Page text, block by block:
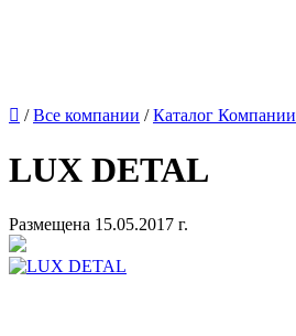
 /Все компании /Каталог Компании
LUX DETAL
Размещена 15.05.2017 г.